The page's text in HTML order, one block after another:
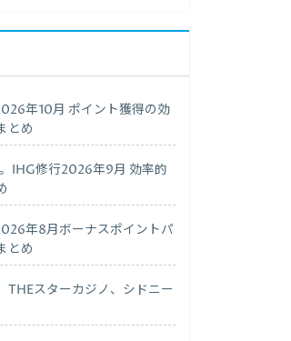
年10月 ポイント獲得の効
とめ
IHG修行2026年9月 効率的
年8月ボーナスポイントパ
とめ
スターカジノ、シドニー